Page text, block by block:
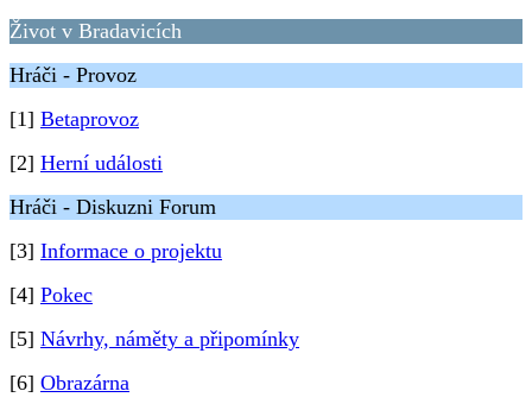
Život v Bradavicích
Hráči - Provoz
[1] Betaprovoz
[2] Herní události
Hráči - Diskuzni Forum
[3] Informace o projektu
[4] Pokec
[5] Návrhy, náměty a připomínky
[6] Obrazárna